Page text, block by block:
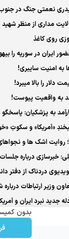
بدون
نعمتی جنگ در
مداری از منظر
روی کاغذ
ایران در سوریه را
به امنیت سایبری!
دلار را بالا میبرد!
به واقعیت پیوست!
به پزشکیان: پاسخگو
«آمریکا» و سکوتِ
روایت اشک ها و
خبرسازی درباره
دردناک از دفتر
وزیر ارتباطات درباره
جدید نبرد ایران و